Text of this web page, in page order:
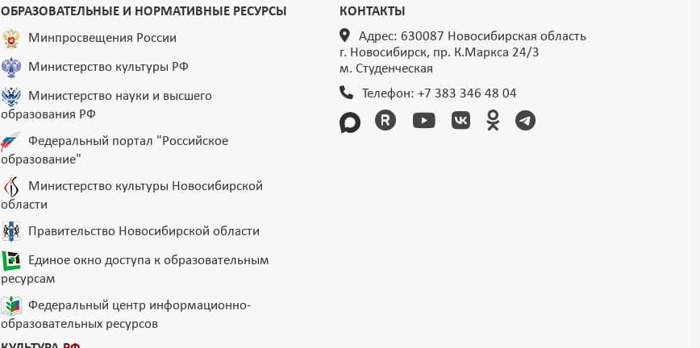
ОБРАЗОВАТЕЛЬНЫЕ И НОРМАТИВНЫЕ РЕСУРСЫ
Минпросвещения России
Министерство культуры РФ
Министерство науки и высшего
образования РФ
Федеральный портал "Российское
образование"
Министерство культуры Новосибирской
области
Правительство Новосибирской области
Единое окно доступа к образовательным
ресурсам
Федеральный центр информационно-
образовательных ресурсов
КОНТАКТЫ
Адрес: 630087 Новосибирская область
г. Новосибирск, пр. К.Маркса 24/3
м. Студенческая
Телефон: +7 383 346 48 04